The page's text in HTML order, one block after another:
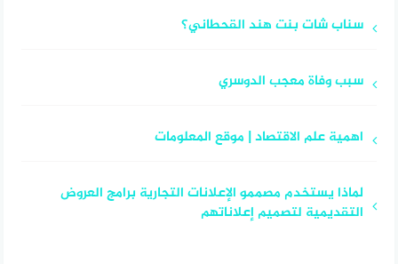
سناب شات بنت هند القحطاني؟
سبب وفاة معجب الدوسري
اهمية علم الاقتصاد | موقع المعلومات
لماذا يستخدم مصممو الإعلانات التجارية برامج العروض
التقديمية لتصميم إعلاناتهم